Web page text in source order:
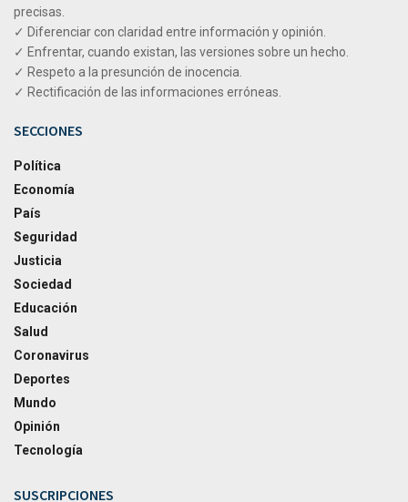
precisas.
✓ Diferenciar con claridad entre información y opinión.
✓ Enfrentar, cuando existan, las versiones sobre un hecho.
✓ Respeto a la presunción de inocencia.
✓ Rectificación de las informaciones erróneas.
SECCIONES
Política
Economía
País
Seguridad
Justicia
Sociedad
Educación
Salud
Coronavirus
Deportes
Mundo
Opinión
Tecnología
SUSCRIPCIONES